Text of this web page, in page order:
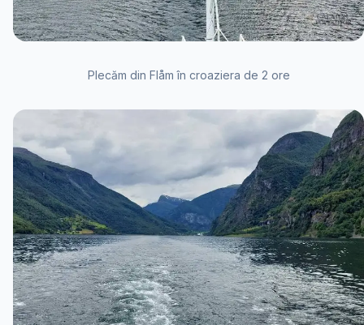
Plecăm din Flåm în croaziera de 2 ore